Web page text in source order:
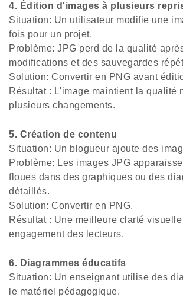
4. Édition d'images à plusieurs
Situation: Un utilisateur modifie une
fois pour un projet.
Problème: JPG perd de la qualité
modifications et des sauvegardes
Solution: Convertir en PNG avant
Résultat : L'image maintient la qualité
plusieurs changements.
5. Création de contenu
Situation: Un blogueur ajoute des
Problème: Les images JPG
floues dans des graphiques ou des
détaillés.
Solution: Convertir en PNG.
Résultat : Une meilleure clarté
engagement des lecteurs.
6. Diagrammes éducatifs
Situation: Un enseignant utilise des
le matériel pédagogique.